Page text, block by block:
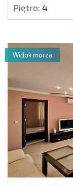
Piętro: 4
Widok morza